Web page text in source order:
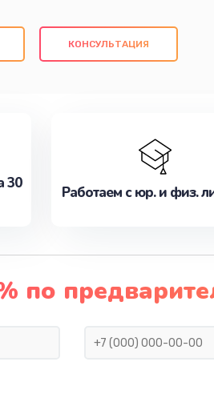
обслуживание,
образом. Не медлите записаться
КОНСУЛЬТАЦИЯ
30
Работаем с юр. и физ.
по